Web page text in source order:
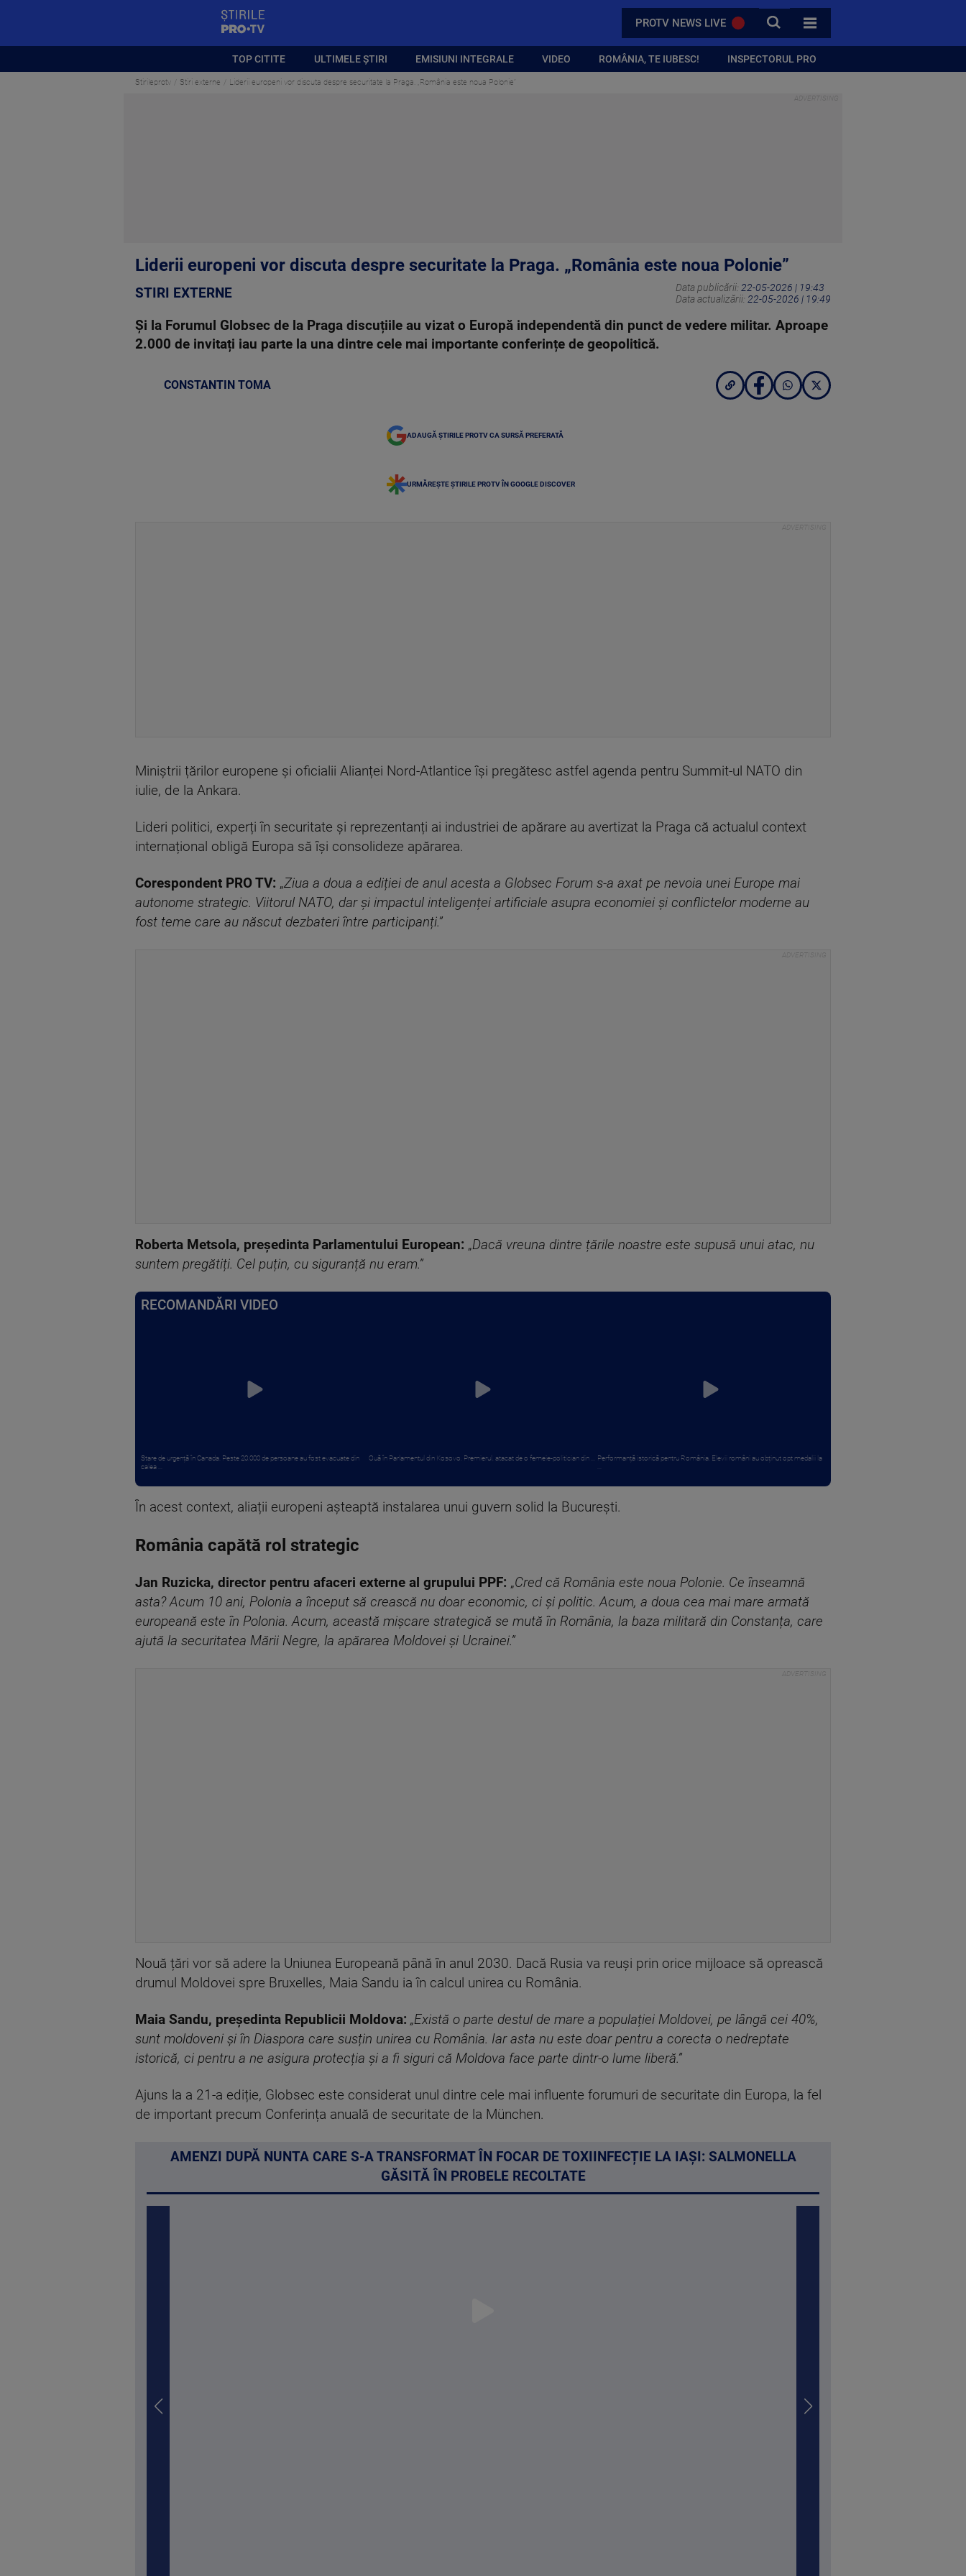
PROTV NEWS LIVE CAUTA
TOATE CATEGORIILE
TOP CITITE ULTIMELE ȘTIRI EMISIUNI INTEGRALE VIDEO ROMÂNIA, TE IUBESC! INSPECTORUL PRO
Stirileprotv Stiri externe Liderii europeni vor discuta despre securitate la Praga. „România este noua Polonie”
Liderii europeni vor discuta despre securitate la Praga. „România este noua Polonie”
STIRI EXTERNE Data publicării: 22-05-2026 | 19:43
Data actualizării: 22-05-2026 | 19:49
Și la Forumul Globsec de la Praga discuțiile au vizat o Europă independentă din punct de vedere militar. Aproape
2.000 de invitați iau parte la una dintre cele mai importante conferințe de geopolitică.
CONSTANTIN TOMA
ADAUGĂ ȘTIRILE PROTV CA SURSĂ PREFERATĂ
URMĂREȘTE ȘTIRILE PROTV ÎN GOOGLE DISCOVER
Miniștrii țărilor europene și oficialii Alianței Nord-Atlantice își pregătesc astfel agenda pentru Summit-ul NATO din
iulie, de la Ankara.
Lideri politici, experți în securitate și reprezentanți ai industriei de apărare au avertizat la Praga că actualul context
internațional obligă Europa să își consolideze apărarea.
Corespondent PRO TV: „Ziua a doua a ediției de anul acesta a Globsec Forum s-a axat pe nevoia unei Europe mai
autonome strategic. Viitorul NATO, dar și impactul inteligenței artificiale asupra economiei și conflictelor moderne au
fost teme care au născut dezbateri între participanți.”
Roberta Metsola, președinta Parlamentului European: „Dacă vreuna dintre țările noastre este supusă unui atac, nu
suntem pregătiți. Cel puțin, cu siguranță nu eram.”
RECOMANDĂRI VIDEO
Stare de urgență în Canada. Peste 20.000 de persoane au fost evacuate din
calea ...
Ouă în Parlamentul din Kosovo. Premierul, atacat de o femeie-politician din ...
Performanță istorică pentru România. Elevii români au obținut opt medalii la
În acest context, aliații europeni așteaptă instalarea unui guvern solid la București.
România capătă rol strategic
Jan Ruzicka, director pentru afaceri externe al grupului PPF: „Cred că România este noua Polonie. Ce înseamnă
asta? Acum 10 ani, Polonia a început să crească nu doar economic, ci și politic. Acum, a doua cea mai mare armată
europeană este în Polonia. Acum, această mișcare strategică se mută în România, la baza militară din Constanța, care
ajută la securitatea Mării Negre, la apărarea Moldovei și Ucrainei.”
Nouă țări vor să adere la Uniunea Europeană până în anul 2030. Dacă Rusia va reuși prin orice mijloace să oprească
drumul Moldovei spre Bruxelles, Maia Sandu ia în calcul unirea cu România.
Maia Sandu, președinta Republicii Moldova: „Există o parte destul de mare a populației Moldovei, pe lângă cei 40%,
sunt moldoveni și în Diaspora care susțin unirea cu România. Iar asta nu este doar pentru a corecta o nedreptate
istorică, ci pentru a ne asigura protecția și a fi siguri că Moldova face parte dintr-o lume liberă.”
Ajuns la a 21-a ediție, Globsec este considerat unul dintre cele mai influente forumuri de securitate din Europa, la fel
de important precum Conferința anuală de securitate de la München.
AMENZI DUPĂ NUNTA CARE S-A TRANSFORMAT ÎN FOCAR DE TOXIINFECȚIE LA IAȘI: SALMONELLA
GĂSITĂ ÎN PROBELE RECOLTATE